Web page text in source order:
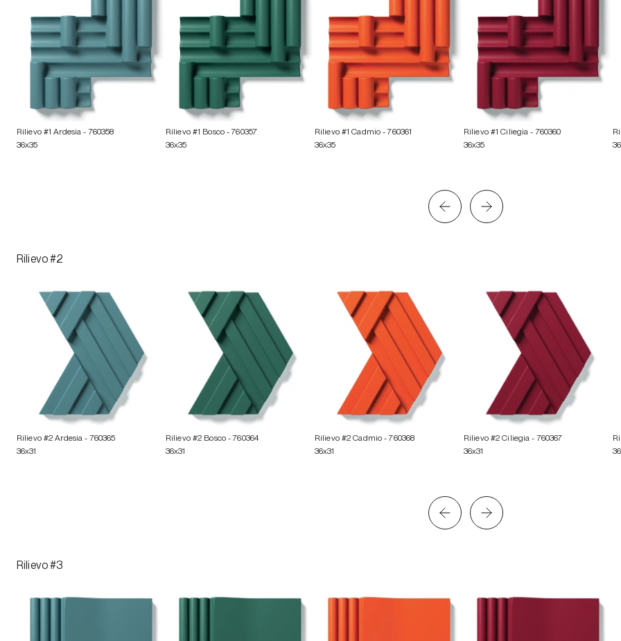
Rilievo #1 Ardesia - 760358
36x35
Rilievo #1 Bosco- 760357
36x35
Rilievo #1 Cadmio - 760361
36x35
Rilievo #1 Ciliegia - 760360
36x35
Rilievo #2
Rilievo #2 Ardesia - 760365
36x31
Rilievo #2 Bosco- 760364
36x31
Rilievo #2 Cadmio - 760368
36x31
Rilievo #2 Ciliegia - 760367
36x31
Rilievo #3